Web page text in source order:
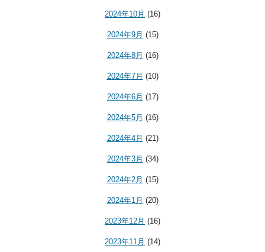
2024年10月 (16)
2024年9月 (15)
2024年8月 (16)
2024年7月 (10)
2024年6月 (17)
2024年5月 (16)
2024年4月 (21)
2024年3月 (34)
2024年2月 (15)
2024年1月 (20)
2023年12月 (16)
2023年11月 (14)